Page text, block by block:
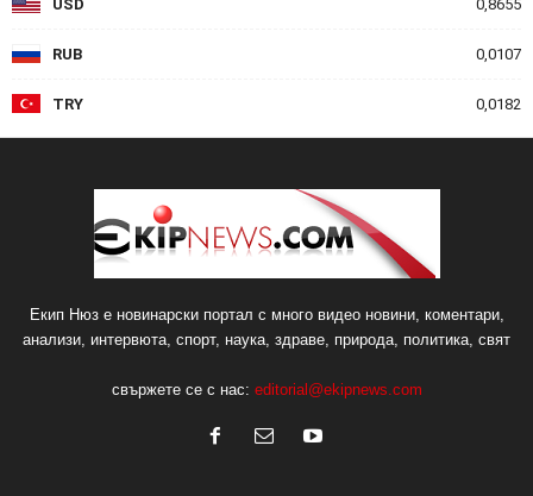
USD 0,8655
RUB 0,0107
TRY 0,0182
Екип Нюз е новинарски портал с много видео новини, коментари,
анализи, интервюта, спорт, наука, здраве, природа, политика, свят
свържете се с нас: editorial@ekipnews.com